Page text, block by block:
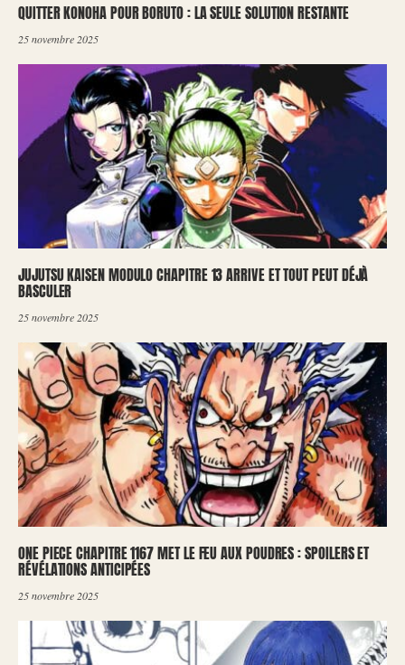
QUITTER KONOHA POUR BORUTO : LA SEULE SOLUTION RESTANTE
25 novembre 2025
JUJUTSU KAISEN MODULO CHAPITRE 13 ARRIVE ET TOUT PEUT DÉJÀ
BASCULER
25 novembre 2025
ONE PIECE CHAPITRE 1167 MET LE FEU AUX POUDRES : SPOILERS ET
RÉVÉLATIONS ANTICIPÉES
25 novembre 2025